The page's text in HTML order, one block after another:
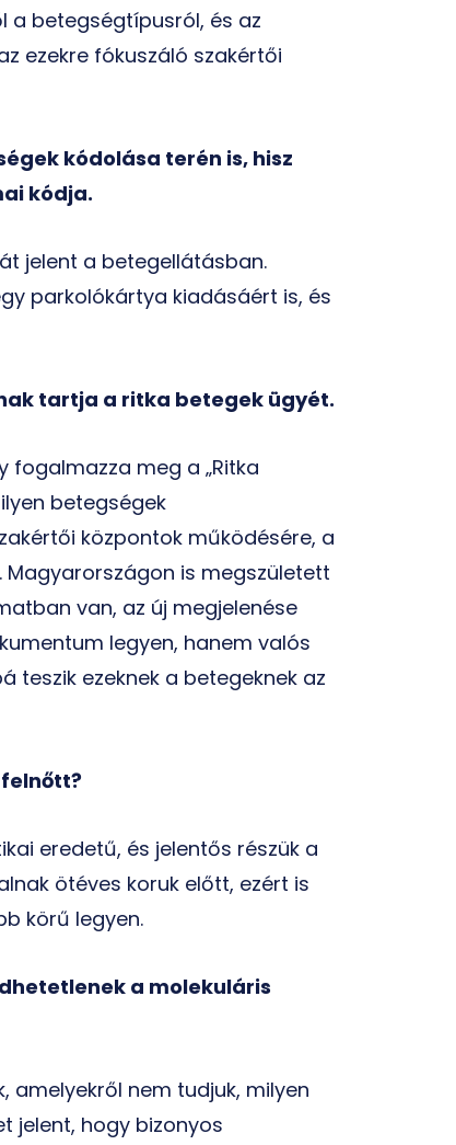
a betegségtípusról, és az
ezekre fókuszáló szakértői
kódolása terén is, hisz
kódja.
jelent a betegellátásban.
parkolókártya kiadásáért is, és
tartja a ritka betegek ügyét.
meg a „Ritka
betegségek
központok működésére, a
is megszületett
van, az új megjelenése
legyen, hanem valós
teszik ezeknek a betegeknek az
eredetű, és jelentős részük a
ötéves koruk előtt, ezért is
körű legyen.
a molekuláris
nem tudjuk, milyen
jelent, hogy bizonyos